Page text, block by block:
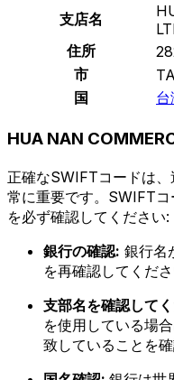
支店名
住所
市
国
台
HUA NAN
正確なSWIFTコードは
常に重要です。SWIFT
を必ず確認してください:
銀行の確認: 銀行名
を再確認してくださ
支部名を確認して
を使用している場
致していることを確